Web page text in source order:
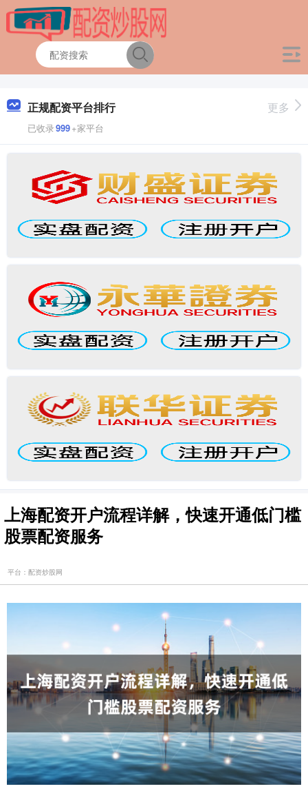
正规配资平台排行
已收录999+家平台
更多
上海配资开户流程详解，快速开通低门槛
股票配资服务
平台：配资炒股网